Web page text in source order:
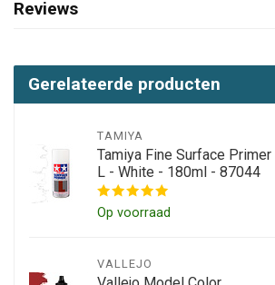
Reviews
Gerelateerde producten
TAMIYA
Tamiya Fine Surface Primer
L - White - 180ml - 87044
Op voorraad
VALLEJO